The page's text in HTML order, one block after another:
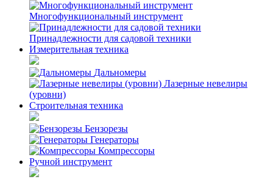
Многофункциональный инструмент
Принадлежности для садовой техники
Измерительная техника
Дальномеры
Лазерные невелиры
(уровни)
Строительная техника
Бензорезы
Генераторы
Компрессоры
Ручной инструмент